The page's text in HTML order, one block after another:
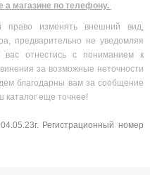
а магазине по телефону.
право изменять внешний вид,
предварительно не уведомляя
отнестись с пониманием к
за возможные неточности
благодарны вам за сообщение
еще точнее!
Регистрационный номер